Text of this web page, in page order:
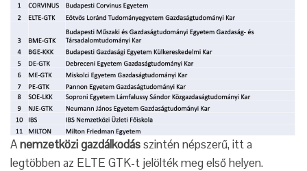
Anemzetközi gazdálkodásszintén népszerű, itt a
legtöbben az ELTE GTK-t jelölték meg első helyen.